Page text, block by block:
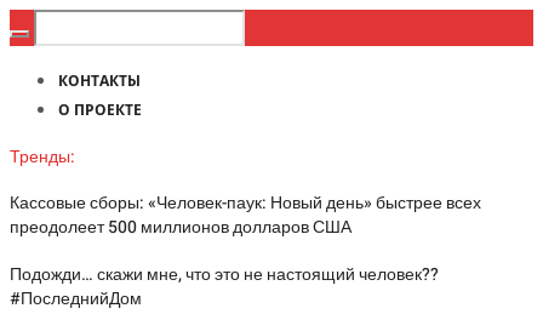
КОНТАКТЫ
О ПРОЕКТЕ
Тренды:
Кассовые сборы: «Человек-паук: Новый день» быстрее всех
преодолеет 500 миллионов долларов США
Подожди… скажи мне, что это не настоящий человек??
#ПоследнийДом